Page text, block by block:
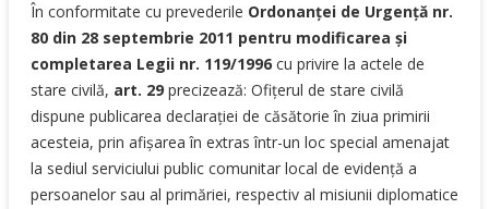
În conformitate cu prevederile Ordonanţei de Urgenţă nr.
80 din 28 septembrie 2011 pentru modificarea şi
completarea Legii nr. 119/1996 cu privire la actele de
stare civilă, art. 29 precizează: Ofiţerul de stare civilă
dispune publicarea declaraţiei de căsătorie în ziua primirii
acesteia, prin afişarea în extras într-un loc special amenajat
la sediul serviciului public comunitar local de evidenţă a
persoanelor sau al primăriei, respectiv al misiunii diplomatice